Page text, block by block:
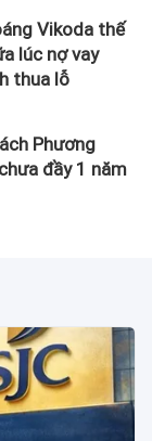
Vikoda thế
lúc nợ vay
thua lỗ
Phương
đầy 1 năm